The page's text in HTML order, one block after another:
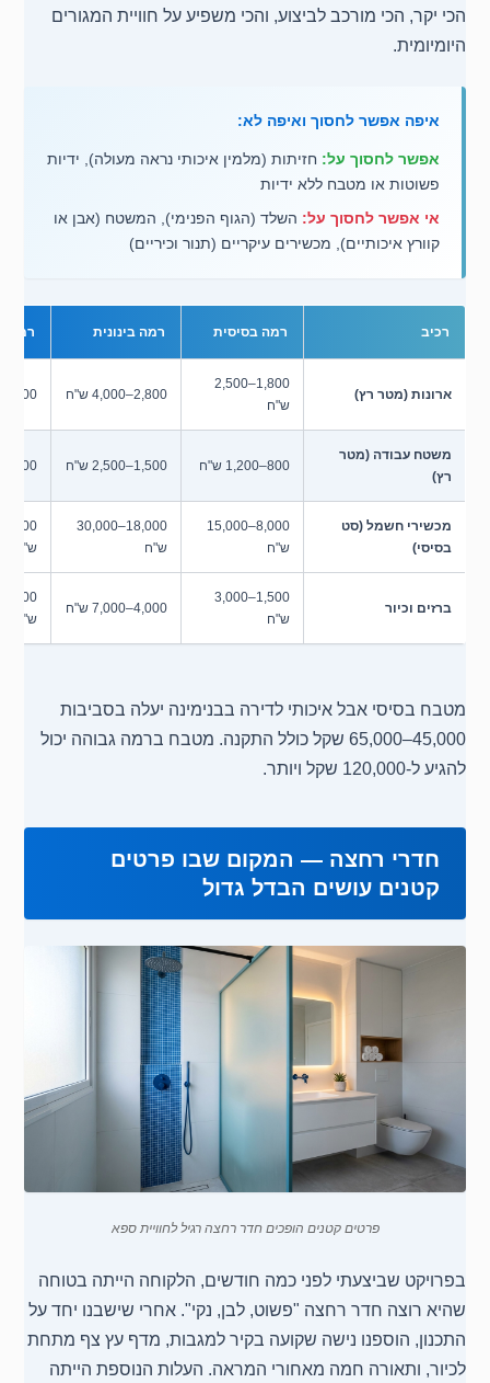
הכי יקר, הכי מורכב לביצוע, והכי משפיע על חוויית המגורים
היומיומית.
איפה אפשר לחסוך ואיפה לא:
אפשר לחסוך על: חזיתות (מלמין איכותי נראה מעולה), ידיות
פשוטות או מטבח ללא ידיות
אי אפשר לחסוך על: השלד (הגוף הפנימי), המשטח (אבן או
קוורץ איכותיים), מכשירים עיקריים (תנור וכיריים)
רכיב רמה בסיסית רמה בינונית רמה
ארונות (מטר רץ)
1,800–2,500
ש"ח
2,800–4,000 ש"ח 4,500–7,000 ש"ח
משטח עבודה (מטר
רץ)
800–1,200 ש"ח 1,500–2,500 ש"ח 3,000–5,000 ש"ח
מכשירי חשמל (סט
בסיסי)
8,000–15,000
ש"ח
18,000–30,000
ש"ח
ש"ח
ברזים וכיור
1,500–3,000
ש"ח
4,000–7,000 ש"ח
ש"ח
מטבח בסיסי אבל איכותי לדירה בבנימינה יעלה בסביבות
45,000–65,000 שקל כולל התקנה. מטבח ברמה גבוהה יכול
להגיע ל-120,000 שקל ויותר.
חדרי רחצה — המקום שבו פרטים
קטנים עושים הבדל גדול
פרטים קטנים הופכים חדר רחצה רגיל לחוויית ספא
בפרויקט שביצעתי לפני כמה חודשים, הלקוחה הייתה בטוחה
שהיא רוצה חדר רחצה "פשוט, לבן, נקי". אחרי שישבנו יחד על
התכנון, הוספנו נישה שקועה בקיר למגבות, מדף עץ צף מתחת
לכיור, ותאורה חמה מאחורי המראה. העלות הנוספת הייתה